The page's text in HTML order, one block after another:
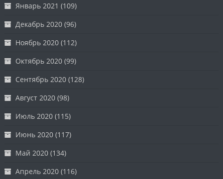
Январь 2021 (109)
Декабрь 2020 (96)
Ноябрь 2020 (112)
Октябрь 2020 (99)
Сентябрь 2020 (128)
Август 2020 (98)
Июль 2020 (115)
Июнь 2020 (117)
Май 2020 (134)
Апрель 2020 (116)